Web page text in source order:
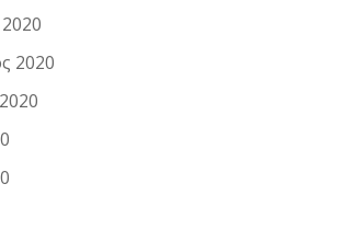
2020